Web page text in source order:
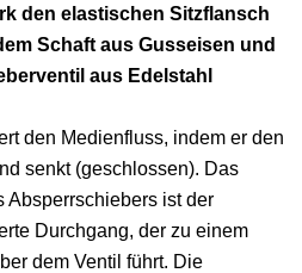
den elastischen Sitzflansch
Schaft aus Gusseisen und
aus Edelstahl
den Medienfluss, indem er den
senkt (geschlossen). Das
Absperrschiebers ist der
Durchgang, der zu einem
dem Ventil führt. Die